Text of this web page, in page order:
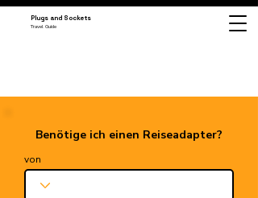
Plugs and Sockets
Travel Guide
Benötige ich einen Reiseadapter?
von